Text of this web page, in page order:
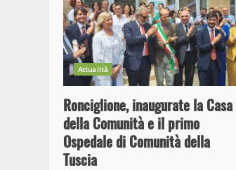
Attualità
Ronciglione, inaugurate la Casa
della Comunità e il primo
Ospedale di Comunità della
Tuscia